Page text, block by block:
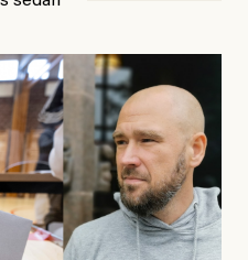
. Enligt ingressen
vars ”bakgrund skapar
Problemet är att artikeln
– och den
porträtterade personen